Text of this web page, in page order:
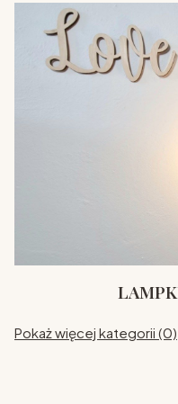
Pokaż więcej kategorii (0)